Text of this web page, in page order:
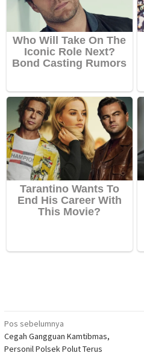
Navigasi
pos
Pos sebelumnya
Cegah Gangguan Kamtibmas,
Personil Polsek Polut Terus